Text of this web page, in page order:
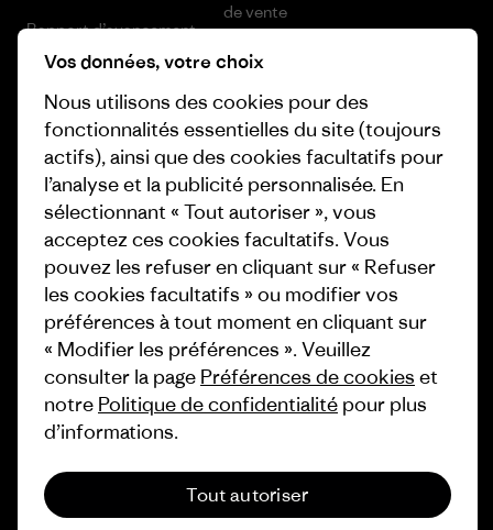
Rapport d’avancement
Business Unusual
Objectifs climatiques
1% For The Planet
Comment nous finançons
Cartes cadeaux
Nos magasins
de vente
Préférences de cookie
Carrières
Presse et media
Industry program
Programme d’affiliation
Patagonia Suisse Plan du site
© 2026 Patagonia, Inc. All Rights Reserved.
Vos données, votre choix
Nous utilisons des cookies pour des
fonctionnalités essentielles du site (toujours
actifs), ainsi que des cookies facultatifs pour
l’analyse et la publicité personnalisée. En
sélectionnant « Tout autoriser », vous
acceptez ces cookies facultatifs. Vous
pouvez les refuser en cliquant sur « Refuser
les cookies facultatifs » ou modifier vos
préférences à tout moment en cliquant sur
« Modifier les préférences ». Veuillez
consulter la page Préférences de cookies et
notre Politique de confidentialité pour plus
d’informations.
Tout autoriser